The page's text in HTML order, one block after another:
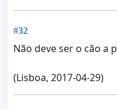
#32
Não deve ser o cão a
(Lisboa, 2017-04-29)